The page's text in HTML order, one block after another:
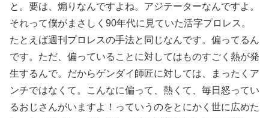
と。要は、煽りなんですよね。アジテーターなんですよ。
それって僕がまさしく90年代に見ていた活字プロレス。
たとえば週刊プロレスの手法と同じなんです。偏ってるん
です。ただ、偏っていることに対してはものすごく熱が発
生するんで。だからゲンダイ師匠に対しては、まったくア
ンチではなくて。こんなに偏って、熱くて、毎日怒ってい
るおじさんがいますよ！っていうのをとにかく世に広めた